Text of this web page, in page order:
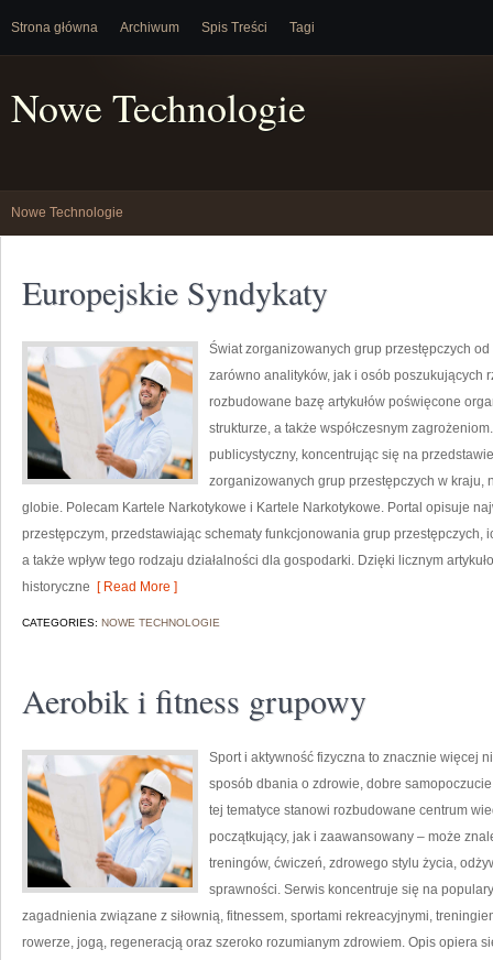
Strona główna Archiwum Spis Treści Tagi
Nowe Technologie
Nowe Technologie
Europejskie Syndykaty
Świat zorganizowanych grup przestępczych
zarówno analityków, jak i osób poszukujących
rozbudowane bazę artykułów poświęcone
strukturze, a także współczesnym
publicystyczny, koncentrując się na
zorganizowanych grup przestępczych w kraju,
globie. Polecam Kartele Narkotykowe i Kartele Narkotykowe. Portal opisuje
przestępczym, przedstawiając schematy funkcjonowania grup przestępczych,
a także wpływ tego rodzaju działalności dla gospodarki. Dzięki licznym
historyczne [ Read More ]
CATEGORIES: NOWE TECHNOLOGIE
Aerobik i fitness grupowy
Sport i aktywność fizyczna to znacznie więcej
sposób dbania o zdrowie, dobre
tej tematyce stanowi rozbudowane centrum
początkujący, jak i zaawansowany – może
treningów, ćwiczeń, zdrowego stylu życia,
sprawności. Serwis koncentruje się na
zagadnienia związane z siłownią, fitnessem, sportami rekreacyjnymi,
rowerze, jogą, regeneracją oraz szeroko rozumianym zdrowiem. Opis opiera